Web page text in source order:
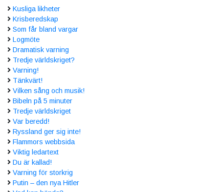
Kusliga likheter
Krisberedskap
Som får bland vargar
Logmöte
Dramatisk varning
Tredje världskriget?
Varning!
Tänkvärt!
Vilken sång och musik!
Bibeln på 5 minuter
Tredje världskriget
Var beredd!
Ryssland ger sig inte!
Flammors webbsida
Viktig ledartext
Du är kallad!
Varning för storkrig
Putin – den nya Hitler